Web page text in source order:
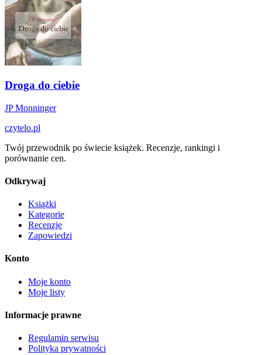
Droga do ciebie
JP Monninger
czytelo.pl
Twój przewodnik po świecie książek. Recenzje, rankingi i
porównanie cen.
Odkrywaj
Książki
Kategorie
Recenzje
Zapowiedzi
Konto
Moje konto
Moje listy
Informacje prawne
Regulamin serwisu
Polityka prywatności